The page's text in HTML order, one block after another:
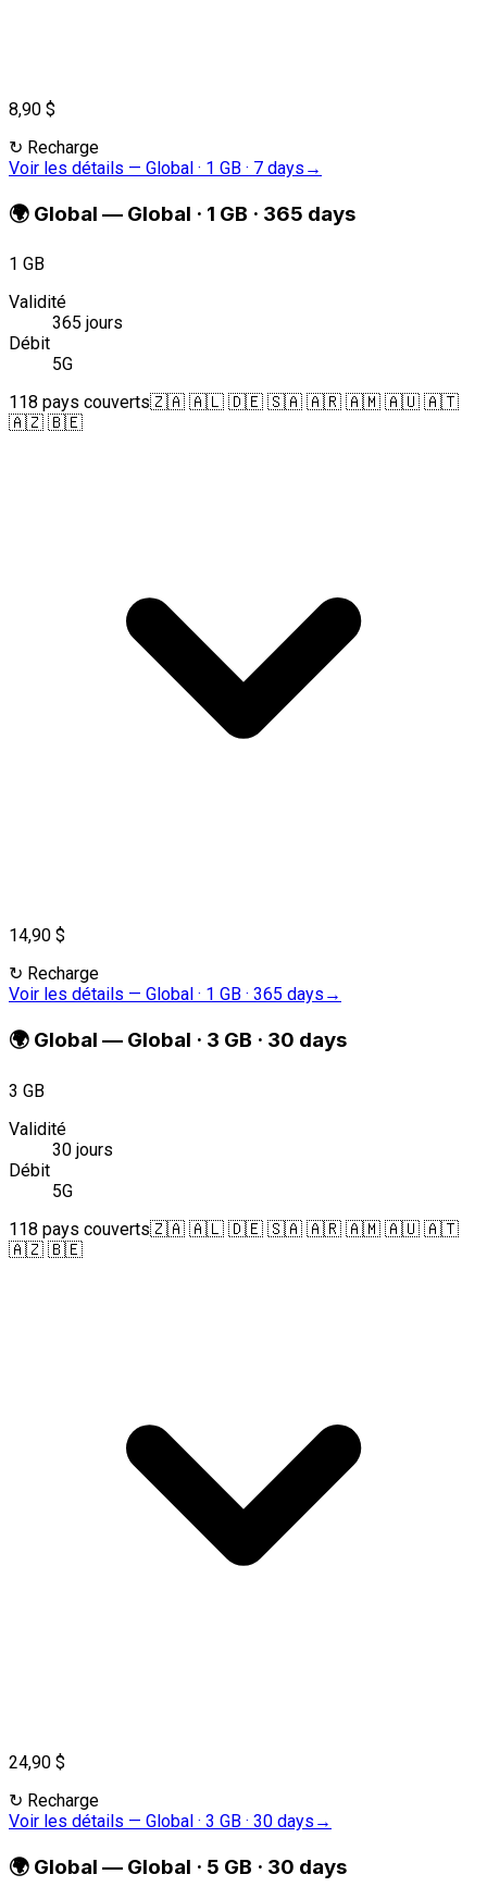
8,90 $
↻ Recharge
Voir les détails — Global · 1 GB · 7 days →
🌍 Global — Global · 1 GB · 365 days
1 GB
Validité
365 jours
Débit
5G
118 pays couverts🇿🇦 🇦🇱 🇩🇪 🇸🇦 🇦🇷 🇦🇲 🇦🇺 🇦🇹
🇦🇿 🇧🇪
14,90 $
↻ Recharge
Voir les détails — Global · 1 GB · 365 days →
🌍 Global — Global · 3 GB · 30 days
3 GB
Validité
30 jours
Débit
5G
118 pays couverts🇿🇦 🇦🇱 🇩🇪 🇸🇦 🇦🇷 🇦🇲 🇦🇺 🇦🇹
🇦🇿 🇧🇪
24,90 $
↻ Recharge
Voir les détails — Global · 3 GB · 30 days →
🌍 Global — Global · 5 GB · 30 days